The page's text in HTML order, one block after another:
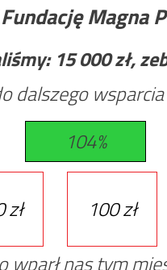
Magna
15 000zł,
dalszego
104%
zł 100 zł
wparł nas tym